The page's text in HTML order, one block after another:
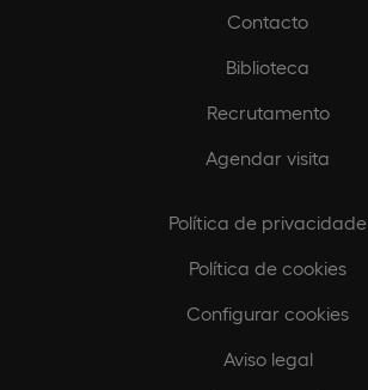
Contacto
Biblioteca
Recrutamento
Agendar visita
Política de privacidade
Política de cookies
Configurar cookies
Aviso legal